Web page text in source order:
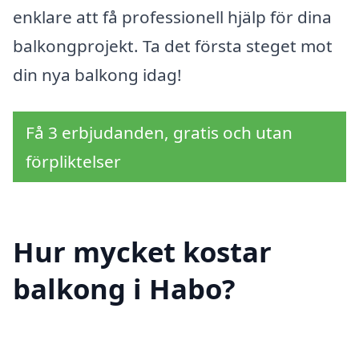
enklare att få professionell hjälp för dina
balkongprojekt. Ta det första steget mot
din nya balkong idag!
Få 3 erbjudanden, gratis och utan
förpliktelser
Hur mycket kostar
balkong i Habo?